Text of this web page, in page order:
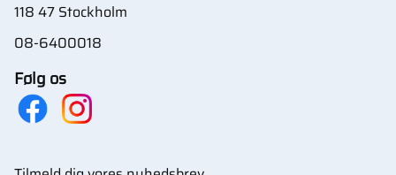
118 47 Stockholm
08-6400018
Følg os